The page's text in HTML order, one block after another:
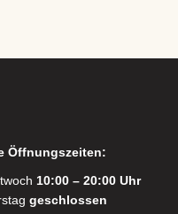
Öffnungszeiten:
10:00 – 20:00 Uhr
geschlossen